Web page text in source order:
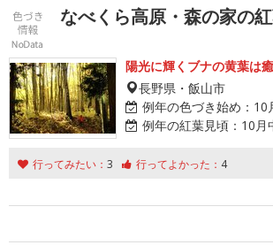
なべくら高原・森の家の
陽光に輝くブナの黄葉は
長野県・飯山市
例年の色づき始め： 10
例年の紅葉見頃： 10月
行ってみたい： 3 行ってよかった： 4